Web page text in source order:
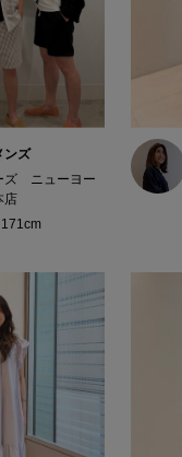
ンズ
ズ ニューヨー
店